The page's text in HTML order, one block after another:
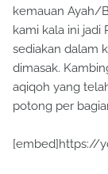
kemauan Ayah/
kami kala ini jadi
sediakan dalam
dimasak.
aqiqoh yang
potong per
[embed]https://